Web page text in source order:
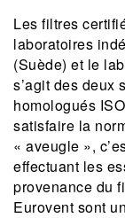
Les filtres
laboratoires
(Suède) et le
s’agit des deux
homologués
satisfaire la
« aveugle »,
effectuant les
provenance du
Eurovent sont